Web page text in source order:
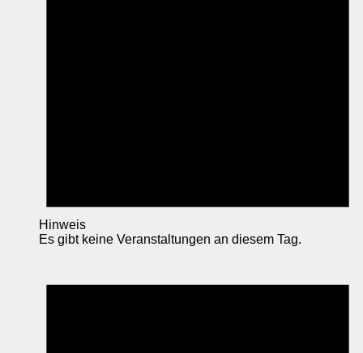
Hinweis
Es gibt keine Veranstaltungen an diesem Tag.